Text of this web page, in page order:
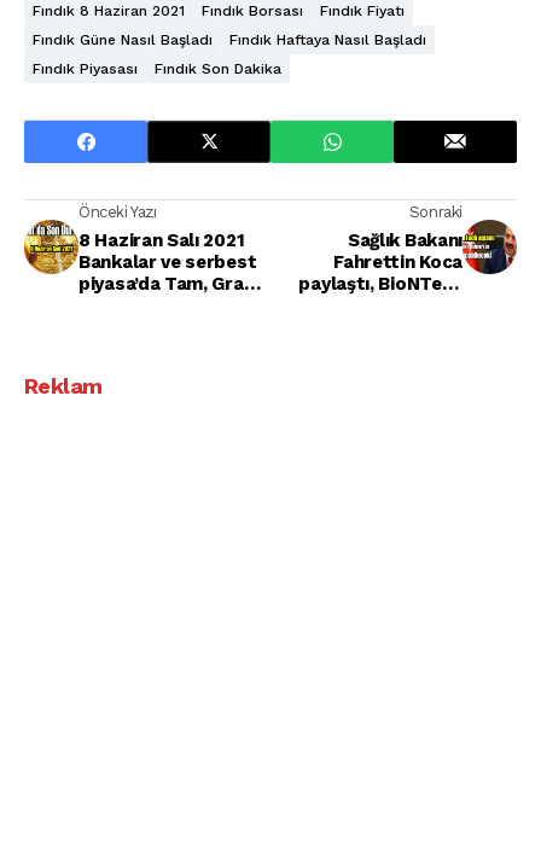
Fındık 8 Haziran 2021
Fındık Borsası
Fındık Fiyatı
Fındık Güne Nasıl Başladı
Fındık Haftaya Nasıl Başladı
Fındık Piyasası
Fındık Son Dakika
Önceki Yazı
8 Haziran Salı 2021
Bankalar ve serbest
piyasa’da Tam, Gram
Sonraki
Sağlık Bakanı
Fahrettin Koca
paylaştı, BioNTech
Reklam